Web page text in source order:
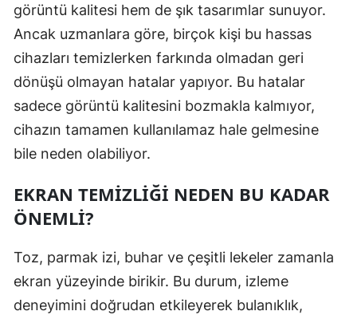
görüntü kalitesi hem de şık tasarımlar sunuyor.
Ancak uzmanlara göre, birçok kişi bu hassas
cihazları temizlerken farkında olmadan geri
dönüşü olmayan hatalar yapıyor. Bu hatalar
sadece görüntü kalitesini bozmakla kalmıyor,
cihazın tamamen kullanılamaz hale gelmesine
bile neden olabiliyor.
EKRAN TEMIZLIĞI NEDEN BU KADAR
ÖNEMLI?
Toz, parmak izi, buhar ve çeşitli lekeler zamanla
ekran yüzeyinde birikir. Bu durum, izleme
deneyimini doğrudan etkileyerek bulanıklık,